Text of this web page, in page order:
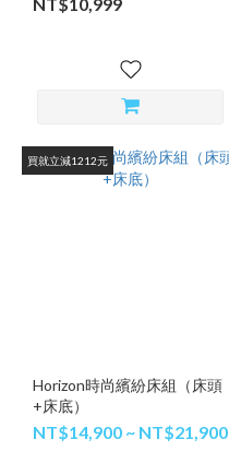
買就立減1212元
Horizon時尚繽紛床組（床頭
+床底）
NT$14,900 ~ NT$21,900